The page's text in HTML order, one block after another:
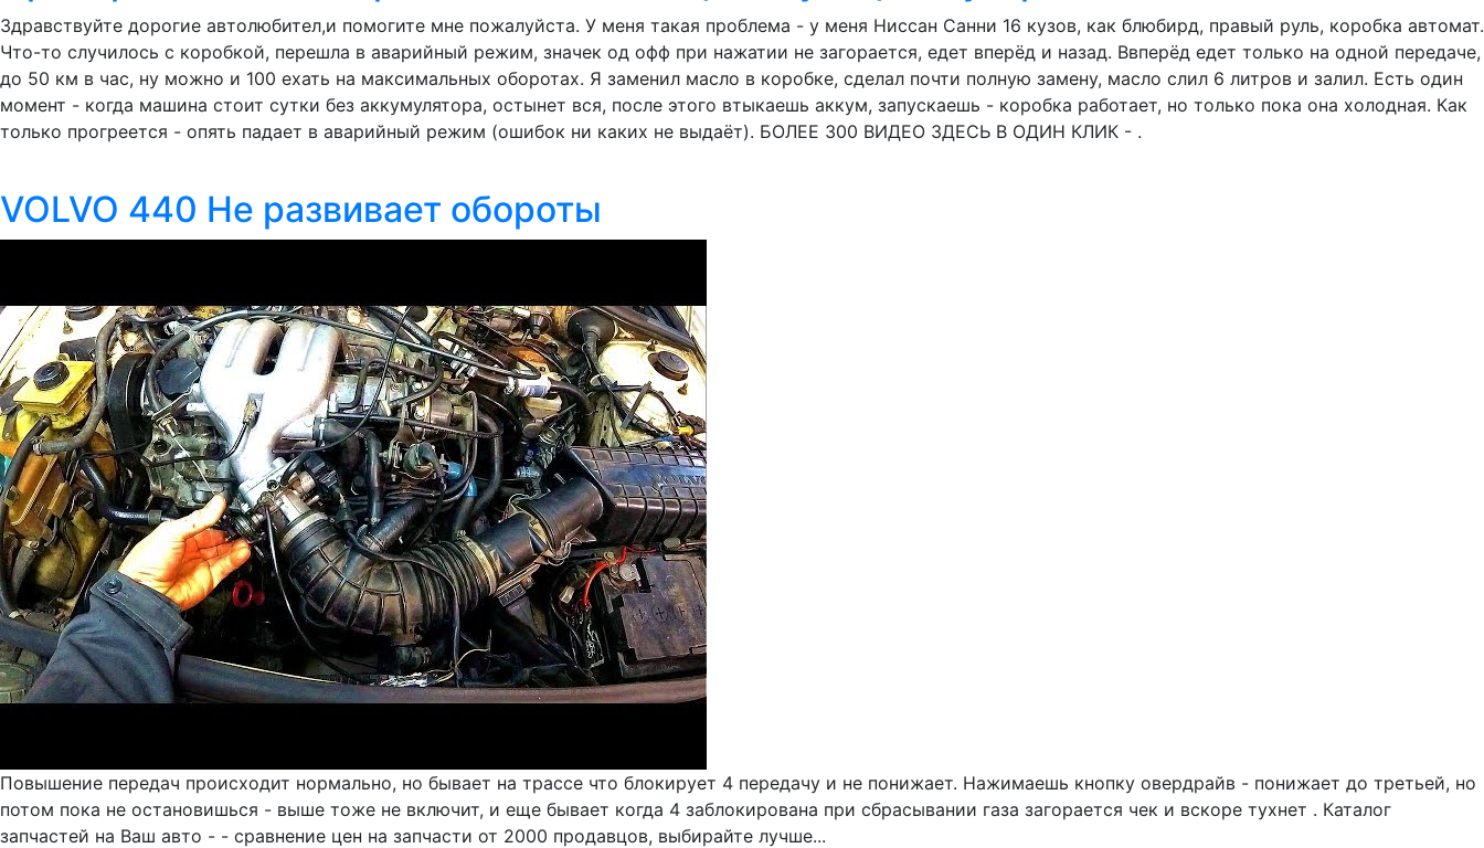
Здравствуйте дорогие автолюбител,и помогите мне пожалуйста. У меня такая проблема - у меня Ниссан Санни 16 кузов, как блюбирд, правый руль, коробка автомат.
Что-то случилось с коробкой, перешла в аварийный режим, значек од офф при нажатии не загорается, едет вперёд и назад. Ввперёд едет только на одной передаче,
до 50 км в час, ну можно и 100 ехать на максимальных оборотах. Я заменил масло в коробке, сделал почти полную замену, масло слил 6 литров и залил. Есть один
момент - когда машина стоит сутки без аккумулятора, остынет вся, после этого втыкаешь аккум, запускаешь - коробка работает, но только пока она холодная. Как
только прогреется - опять падает в аварийный режим (ошибок ни каких не выдаёт). БОЛЕЕ 300 ВИДЕО ЗДЕСЬ В ОДИН КЛИК - .
VOLVO 440 Не развивает обороты
Повышение передач происходит нормально, но бывает на трассе что блокирует 4 передачу и не понижает. Нажимаешь кнопку овердрайв - понижает до третьей, но
потом пока не остановишься - выше тоже не включит, и еще бывает когда 4 заблокирована при сбрасывании газа загорается чек и вскоре тухнет . Каталог
запчастей на Ваш авто - - сравнение цен на запчасти от 2000 продавцов, выбирайте лучше...